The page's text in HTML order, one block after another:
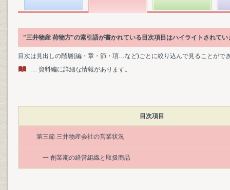
"三井物産 荷物方"の索引語が書かれている目次項目はハイライトされてい
目次は見出しの階層(編・章・節・項…など)ごとに絞り込んで見ることがで
… 資料編に詳細な情報があります。
目次項目
第三節 三井物産会社の営業状況
一 創業期の経営組織と取扱商品